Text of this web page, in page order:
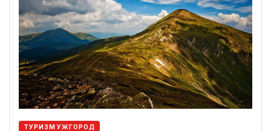
ТУРИЗМ УЖГОРОД